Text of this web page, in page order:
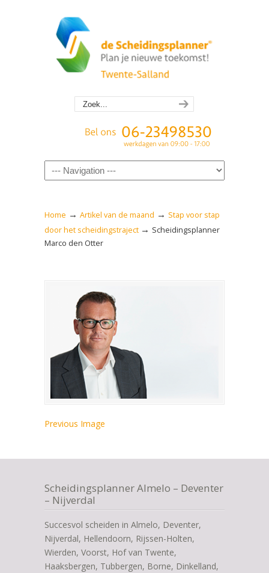
Navigation
Home → Artikel van de maand → Stap voor stap
door het scheidingstraject → Scheidingsplanner
Marco den Otter
Previous Image
Scheidingsplanner Almelo – Deventer
– Nijverdal
Succesvol scheiden in Almelo, Deventer,
Nijverdal, Hellendoorn, Rijssen-Holten,
Wierden, Voorst, Hof van Twente,
Haaksbergen, Tubbergen, Borne, Dinkelland,